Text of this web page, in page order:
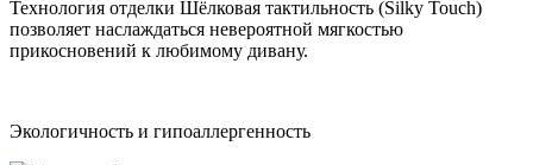
Технология отделки Шёлковая тактильность (Silky Touch)
позволяет наслаждаться невероятной мягкостью
прикосновений к любимому дивану.
Экологичность и гипоаллергенность